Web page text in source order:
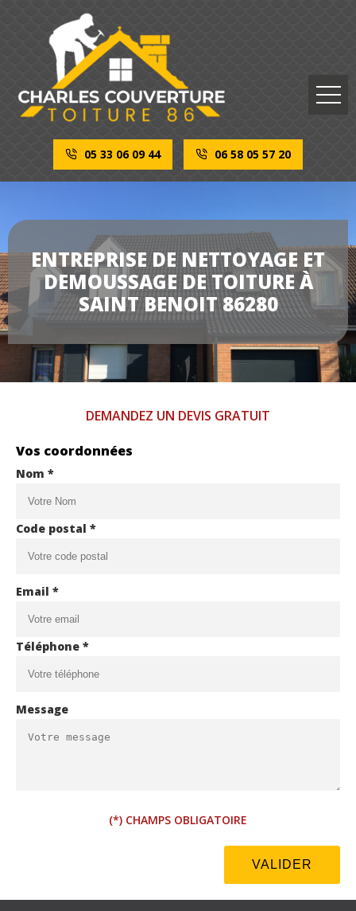
05 33 06 09 44 06 58 05 57 20
ENTREPRISE DE NETTOYAGE ET
DEMOUSSAGE DE TOITURE À
SAINT BENOIT 86280
DEMANDEZ UN DEVIS GRATUIT
Vos coordonnées
Nom *
Code postal *
Email *
Téléphone *
Message
(*) CHAMPS OBLIGATOIRE